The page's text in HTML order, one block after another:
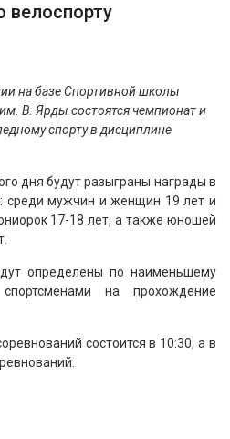
велоспорту
на базе Спортивной школы
В. Ярды состоятся чемпионат и
спорту в дисциплине
дня будут разыграны награды в
среди мужчин и женщин 19 лет и
17-18 лет, а также юношей
определены по наименьшему
на прохождение
состоится в 10:30, а в